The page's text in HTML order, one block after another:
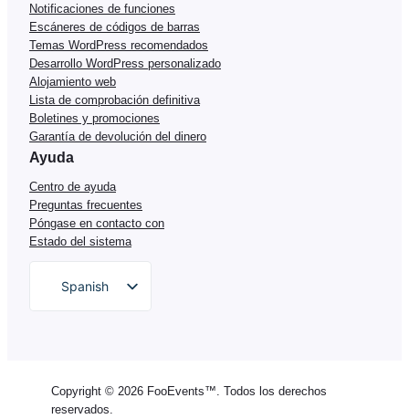
Notificaciones de funciones
Escáneres de códigos de barras
Temas WordPress recomendados
Desarrollo WordPress personalizado
Alojamiento web
Lista de comprobación definitiva
Boletines y promociones
Garantía de devolución del dinero
Ayuda
Centro de ayuda
Preguntas frecuentes
Póngase en contacto con
Estado del sistema
Spanish
Italian
Copyright © 2026 FooEvents™. Todos los derechos
reservados.